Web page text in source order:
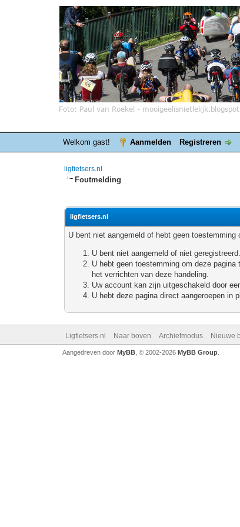
Welkom gast! Aanmelden Registreren
ligfietsers.nl
Foutmelding
ligfietsers.nl
U bent niet aangemeld of hebt geen
U bent niet aangemeld of niet
U hebt geen toestemming om deze
het verrichten van deze handeling.
Uw account kan zijn uitgeschakeld door
U hebt deze pagina direct aangeroepen in
Ligfietsers.nl Naar boven Archiefmodus Nieuwe
Aangedreven door MyBB, © 2002-2026 MyBB Group.